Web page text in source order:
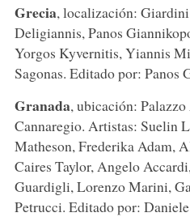
Grecia, localización:
Deligiannis, Panos
Yorgos Kyvernitis, Yiannis
Sagonas. Editado por: Panos
Granada, ubicación:
Cannaregio. Artistas: Suelin
Matheson, Frederika Adam,
Caires Taylor, Angelo
Guardigli, Lorenzo Marini,
Petrucci. Editado por: